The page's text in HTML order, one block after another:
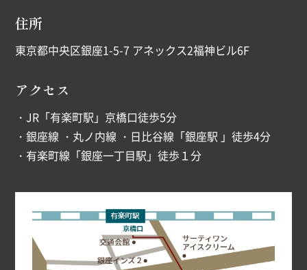
住所
東京都中央区銀座1-5-7 アネックス2福神ビル6F
アクセス
・JR「有楽町駅」京橋口徒歩5分
・銀座線 ・丸ノ内線 ・日比谷線「銀座駅 」徒歩4分
・有楽町線「銀座一丁目駅」徒歩１分